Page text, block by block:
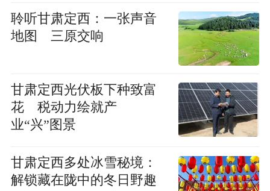
聆听甘肃定西：一张声音
地图 三原交响
甘肃定西光伏板下种致富
花 税动力绘就产
业“兴”图景
甘肃定西多处冰雪秘境：
解锁藏在陇中的冬日野趣